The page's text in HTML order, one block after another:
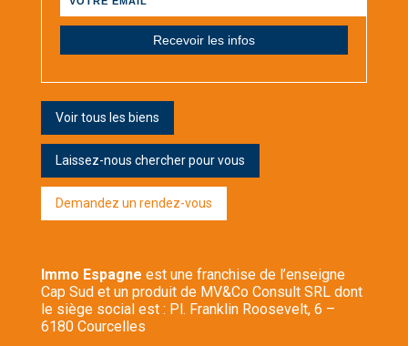
Voir tous les biens
Laissez-nous chercher pour vous
Demandez un rendez-vous
Immo Espagne est une franchise de l’enseigne
Cap Sud et un produit de MV&Co Consult SRL dont
le siège social est : Pl. Franklin Roosevelt, 6 –
6180 Courcelles